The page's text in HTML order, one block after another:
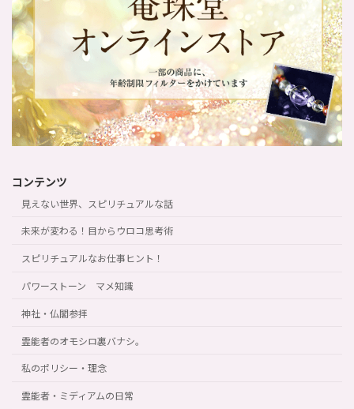
コンテンツ
見えない世界、スピリチュアルな話
未来が変わる！目からウロコ思考術
スピリチュアルなお仕事ヒント！
パワーストーン マメ知識
神社・仏閣参拝
霊能者のオモシロ裏バナシ。
私のポリシー・理念
霊能者・ミディアムの日常